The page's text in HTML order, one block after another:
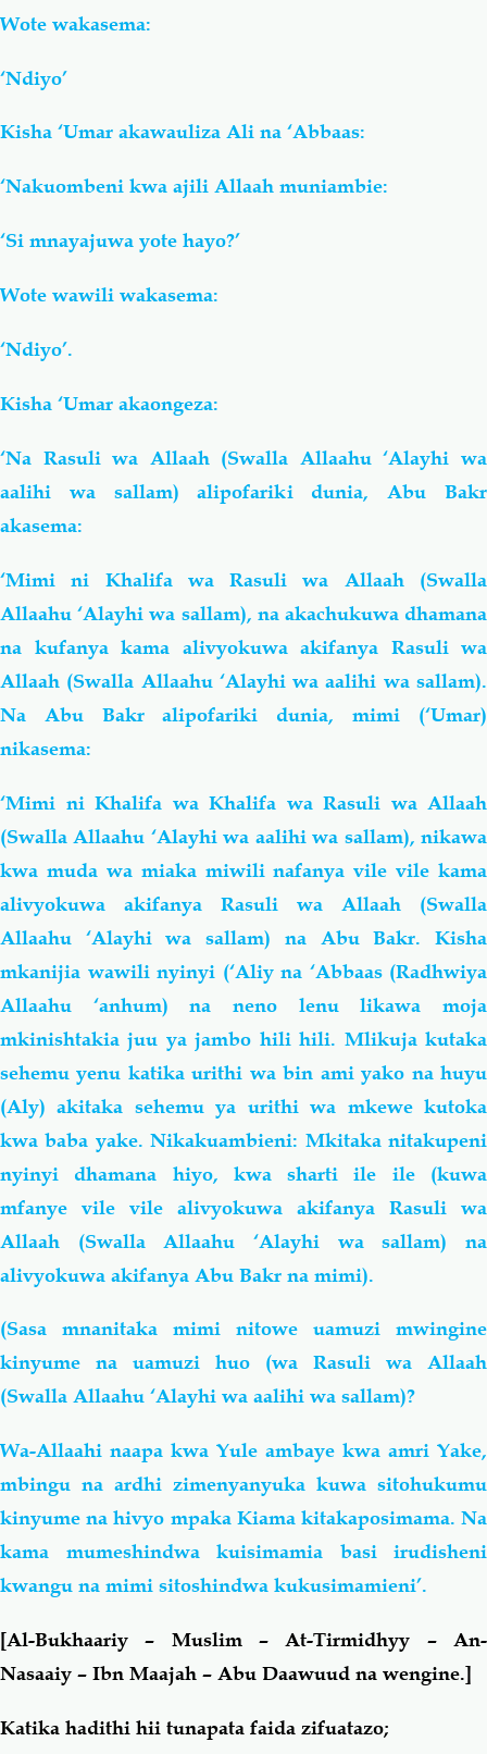
Wote wakasema:
‘Ndiyo’
Kisha ‘Umar akawauliza Ali na ‘Abbaas:
‘Nakuombeni kwa ajili Allaah muniambie:
‘Si mnayajuwa yote hayo?’
Wote wawili wakasema:
‘Ndiyo’.
Kisha ‘Umar akaongeza:
‘Na Rasuli wa Allaah (Swalla Allaahu ‘Alayhi wa
aalihi wa sallam) alipofariki dunia, Abu Bakr
akasema:
‘Mimi ni Khalifa wa Rasuli wa Allaah (Swalla
Allaahu ‘Alayhi wa sallam), na akachukuwa dhamana
na kufanya kama alivyokuwa akifanya Rasuli wa
Allaah (Swalla Allaahu ‘Alayhi wa aalihi wa sallam).
Na Abu Bakr alipofariki dunia, mimi (‘Umar)
nikasema:
‘Mimi ni Khalifa wa Khalifa wa Rasuli wa Allaah
(Swalla Allaahu ‘Alayhi wa aalihi wa sallam), nikawa
kwa muda wa miaka miwili nafanya vile vile kama
alivyokuwa akifanya Rasuli wa Allaah (Swalla
Allaahu ‘Alayhi wa sallam) na Abu Bakr. Kisha
mkanijia wawili nyinyi (‘Aliy na ‘Abbaas (Radhwiya
Allaahu ‘anhum) na neno lenu likawa moja
mkinishtakia juu ya jambo hili hili. Mlikuja kutaka
sehemu yenu katika urithi wa bin ami yako na huyu
(Aly) akitaka sehemu ya urithi wa mkewe kutoka
kwa baba yake. Nikakuambieni: Mkitaka nitakupeni
nyinyi dhamana hiyo, kwa sharti ile ile (kuwa
mfanye vile vile alivyokuwa akifanya Rasuli wa
Allaah (Swalla Allaahu ‘Alayhi wa sallam) na
alivyokuwa akifanya Abu Bakr na mimi).
(Sasa mnanitaka mimi nitowe uamuzi mwingine
kinyume na uamuzi huo (wa Rasuli wa Allaah
(Swalla Allaahu ‘Alayhi wa aalihi wa sallam)?
Wa-Allaahi naapa kwa Yule ambaye kwa amri Yake,
mbingu na ardhi zimenyanyuka kuwa sitohukumu
kinyume na hivyo mpaka Kiama kitakaposimama. Na
kama mumeshindwa kuisimamia basi irudisheni
kwangu na mimi sitoshindwa kukusimamieni’.
[Al-Bukhaariy – Muslim – At-Tirmidhyy – An-
Nasaaiy – Ibn Maajah – Abu Daawuud na wengine.]
Katika hadithi hii tunapata faida zifuatazo;